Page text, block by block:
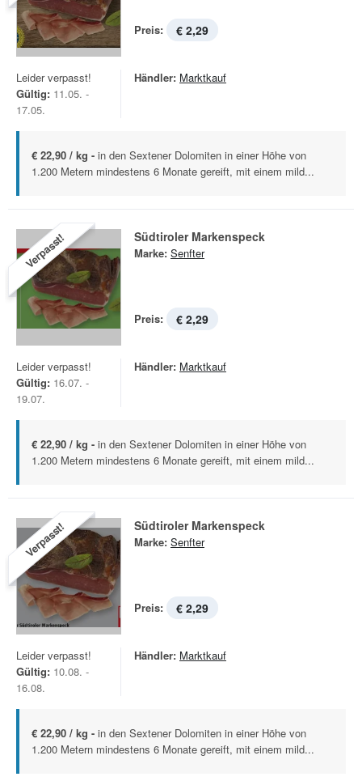
Preis: € 2,29
Leider verpasst!
Gültig: 11.05. -
17.05.
Händler: Marktkauf
€ 22,90 / kg - in den Sextener Dolomiten in einer Höhe von
1.200 Metern mindestens 6 Monate gereift, mit einem mild...
Verpasst! Südtiroler Markenspeck
Marke: Senfter
Preis: € 2,29
Leider verpasst!
Gültig: 16.07. -
19.07.
Händler: Marktkauf
€ 22,90 / kg - in den Sextener Dolomiten in einer Höhe von
1.200 Metern mindestens 6 Monate gereift, mit einem mild...
Verpasst! Südtiroler Markenspeck
Marke: Senfter
Preis: € 2,29
Leider verpasst!
Gültig: 10.08. -
16.08.
Händler: Marktkauf
€ 22,90 / kg - in den Sextener Dolomiten in einer Höhe von
1.200 Metern mindestens 6 Monate gereift, mit einem mild...